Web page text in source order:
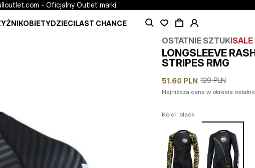
- Oficjalny Outlet marki
KOBIETYDZIECILAST CHANCE
OSTATNIE SZTUKISALE
LONGSLEEVE
STRIPES RMG
51.60 PLN 129 PLN
Najniższa cena w okresie
Kolor: black